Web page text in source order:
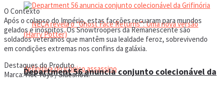
Department 56 anuncia conjunto colecionável da
O Contexto
Após o colapso do Império, estas facções recuaram para mundos
gelados e inóspitos. Os Snowtroopers da Remanescente são
soldados veteranos que mantêm sua lealdade feroz, sobrevivendo
em condições extremas nos confins da galáxia.
Destaques do Produto
Marca: Hot Toys / Sideshow.